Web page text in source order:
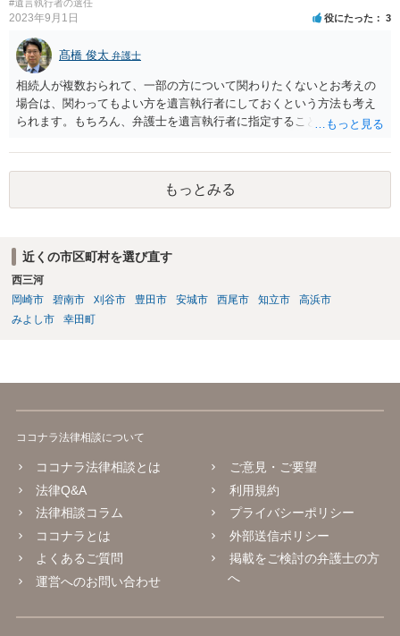
#遺言執行者の選任
2023年9月1日 役にたった 3
髙橋 俊太 弁護士
相続人が複数おられて、一部の方について関わりたくないとお考えの
場合は、関わってもよい方を遺言執行者にしておくという方法も考え
られます。もちろん、弁護士を遺言執行者に指定することもできます
方に再委任の権限を付与しておくという方法もあります。 一度、弁護
士に直接ご相談されることをお勧めいたします。
もっとみる
近くの市区町村を選び直す
西三河
岡崎市
碧南市 刈谷市 豊田市 安城市 西尾市 知立市
高浜市
みよし市
幸田町
ココナラ法律相談について
ココナラ法律相談とは
法律Q&A
法律相談コラム
ココナラとは
よくあるご質問
運営へのお問い合わせ
ご意見・ご要望
利用規約
プライバシーポリシー
外部送信ポリシー
掲載をご検討の弁護士の方
へ